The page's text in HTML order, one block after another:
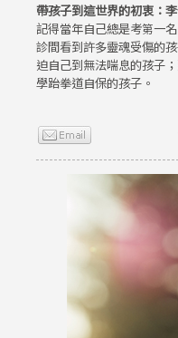
帶孩子到這世界的初衷：
記得當年自己總是考第一
診間看到許多靈魂受傷的
迫自己到無法喘息的孩子
學跆拳道自保的孩子。